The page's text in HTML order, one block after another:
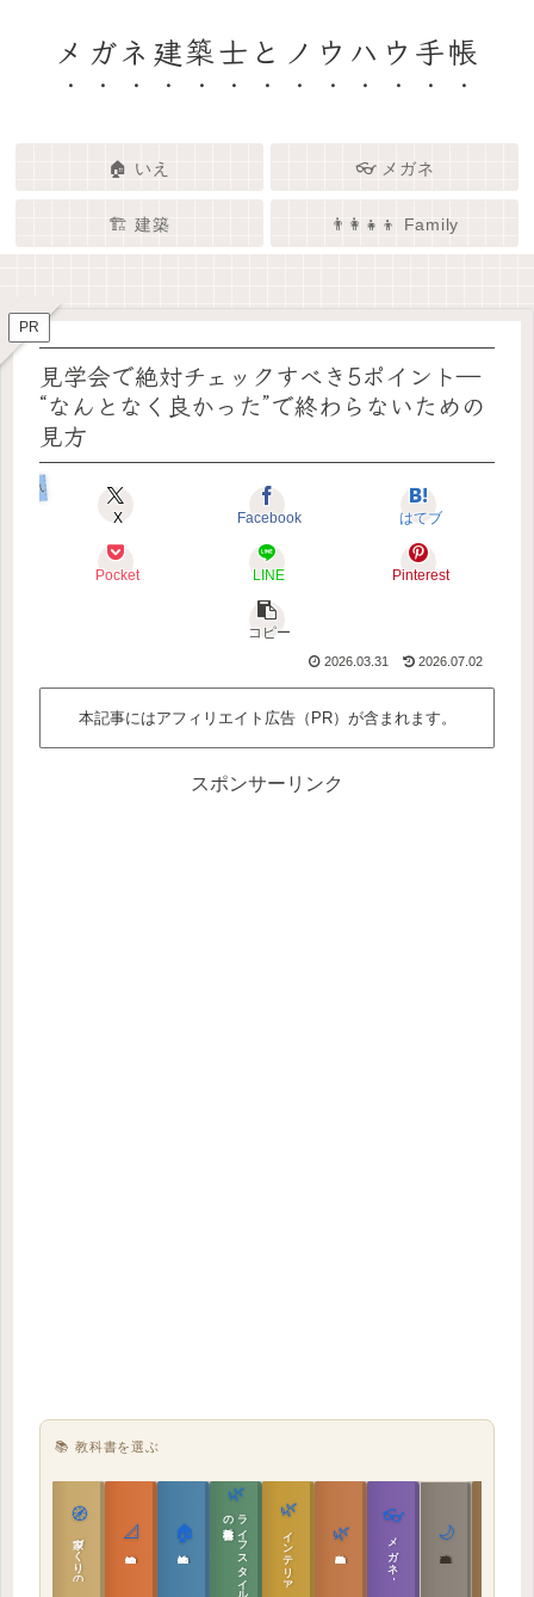
メガネ建築士とノウハウ手帳
🏠 いえ 👓 メガネ
🏗️ 建築 👨‍👩‍👧‍👦 Family
🏠✨ 建築士と考える「いい家」
👓✨ メガネの奥にある「わたし
🏗️✨ 建築 × エンタメで、暮らし
👨‍👩‍👧🌿 Family – 暮らしを育て
PR
見学会で絶対チェックすべき5ポイント―
“なんとなく良かった”で終わらないための
見方
いえのキホン
X Facebook はてブ
Pocket LINE Pinterest
コピー
2026.03.31 2026.07.02
本記事にはアフィリエイト広告（PR）が含まれます。
スポンサーリンク
📚 教科書を選ぶ
🧭
家づくりの教科書 📐
実施設計の教科書
🏠
性能設計の教科書
🌿
ラ
イ
フ
ス
タ
イ
ル
の
教科書 🌿
インテリア設計 🌿
敷地設計の教科書
👓
メガネ｜転職 🌙
建築思想の教科書